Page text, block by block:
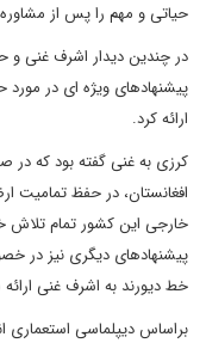
حیاتی و مهم را پس از
در چندین دیدار اشرف غنی و
پیشنهادهای ویژه ای در
ارائه کرد.
کرزی به غنی گفته بود که
افغانستان، در حفظ
خارجی این کشور تمام تلاش
پیشنهادهای دیگری نیز در
خط دیورند به اشرف غنی
براساس دیپلماسی استعماری